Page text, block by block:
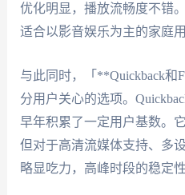
优化明显，播放流畅度不错
适合以影音娱乐为主的家庭用
与此同时，「**Quickback
分用户关心的选项。
早年积累了一定用户基数。
但对于高清流媒体支持、多
略显吃力，高峰时段的稳定